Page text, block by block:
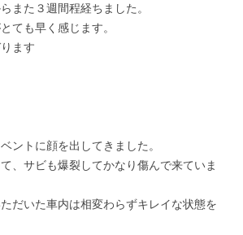
また３週間程経ちました。
ても早く感じます。
ます
ントに顔を出してきました。
、サビも爆裂してかなり傷んで来ていま
だいた車内は相変わらずキレイな状態を